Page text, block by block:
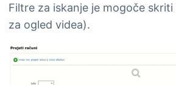
Filtre za iskanje je mogoče
za ogled videa).